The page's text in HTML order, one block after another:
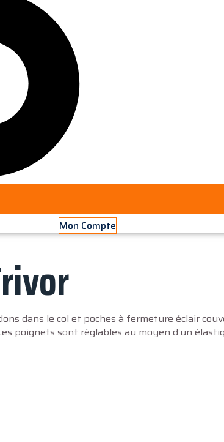
Mon Compte
dans le col et poches à fermeture éclair
poignets sont réglables au moyen d’un